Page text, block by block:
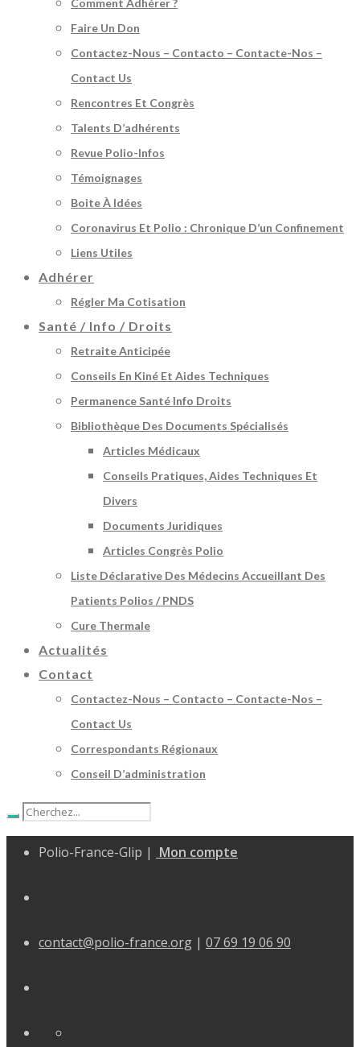
Comment Adhérer ?
Faire Un Don
Contactez-Nous – Contacto – Contacte-Nos –
Contact Us
Rencontres Et Congrès
Talents D’adhérents
Revue Polio-Infos
Témoignages
Boite À Idées
Coronavirus Et Polio : Chronique D’un Confinement
Liens Utiles
Adhérer
Régler Ma Cotisation
Santé / Info / Droits
Retraite Anticipée
Conseils En Kiné Et Aides Techniques
Permanence Santé Info Droits
Bibliothèque Des Documents Spécialisés
Articles Médicaux
Conseils Pratiques, Aides Techniques Et
Divers
Documents Juridiques
Articles Congrès Polio
Liste Déclarative Des Médecins Accueillant Des
Patients Polios / PNDS
Cure Thermale
Actualités
Contact
Contactez-Nous – Contacto – Contacte-Nos –
Contact Us
Correspondants Régionaux
Conseil D’administration
Polio-France-Glip | Mon compte
contact@polio-france.org | 07 69 19 06 90